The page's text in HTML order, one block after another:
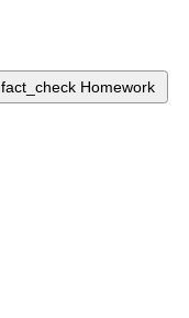
fact_check Homework